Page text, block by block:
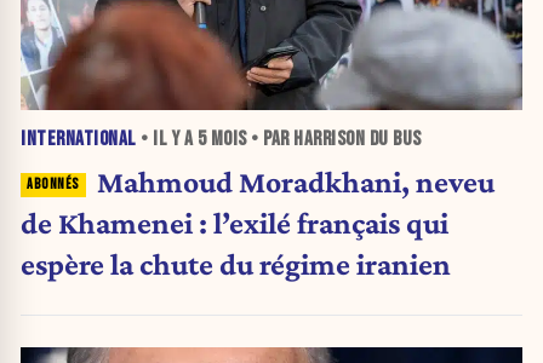
INTERNATIONAL • IL Y A 5 MOIS• PAR HARRISON DU BUS
Mahmoud Moradkhani, neveu
de Khamenei : l’exilé français qui
espère la chute du régime iranien